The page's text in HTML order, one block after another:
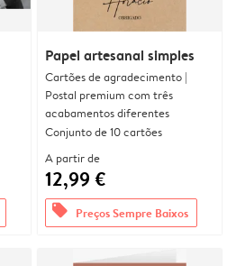
Papel artesanal simples
Cartões de agradecimento |
Postal premium com três
acabamentos diferentes
Conjunto de 10 cartões
A partir de
12,99 €
offers Preços Sempre Baixos